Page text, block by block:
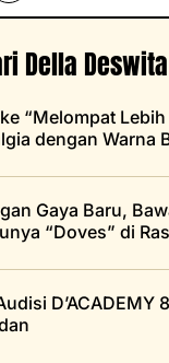
Della
“Melompat
dengan Warna
Gaya Baru,
“Doves” di
D’ACADEMY